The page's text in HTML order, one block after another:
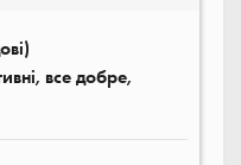
все добре,